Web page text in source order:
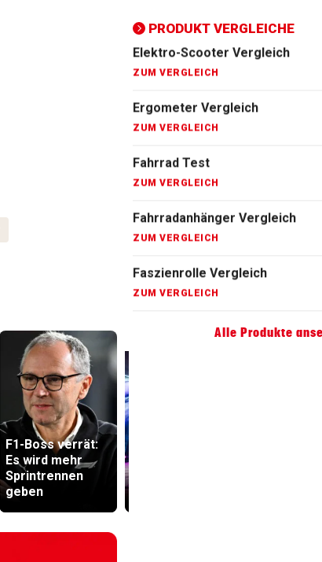
F1-Boss verrät:
Es wird mehr
Sprintrennen
geben
PRODUKT VERGLEICHE
ZUM VERGLEICH
Fahrrad Test
ZUM VERGLEICH
Fahrradanhänger Vergleich
ZUM VERGLEICH
Faszienrolle Vergleich
ZUM VERGLEICH
Hoverboard Vergleich
ZUM VERGLEICH
Kinderfahrrad Vergleich
ZUM VERGLEICH
Alle Produkte